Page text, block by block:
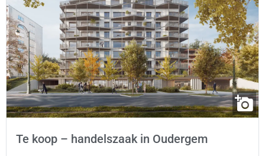
Te koop – handelszaak in Oudergem